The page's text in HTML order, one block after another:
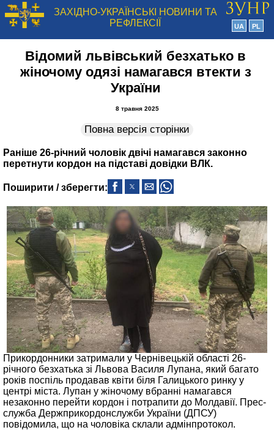
ЗАХІДНО-УКРАЇНСЬКІ НОВИНИ ТА
РЕФЛЕКСІЇ
UA PL
Відомий львівський безхатько в
жіночому одязі намагався втекти з
України
8 травня 2025
Повна версія сторінки
Раніше 26-річний чоловік двічі намагався законно
перетнути кордон на підставі довідки ВЛК.
Поширити / зберегти:
Прикордонники затримали у Чернівецькій області 26-
річного безхатька зі Львова Василя Лупана, який багато
років поспіль продавав квіти біля Галицького ринку у
центрі міста. Лупан у жіночому вбранні намагався
незаконно перейти кордон і потрапити до Молдавії. Прес-
служба Держприкордонслужби України (ДПСУ)
повідомила, що на чоловіка склали адмінпротокол.